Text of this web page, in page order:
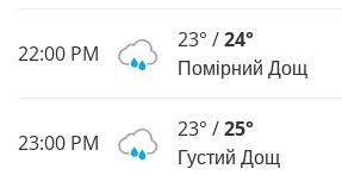
22:00 PM
23° /24°
Помірний Дощ
23:00 PM
23° /25°
Густий Дощ